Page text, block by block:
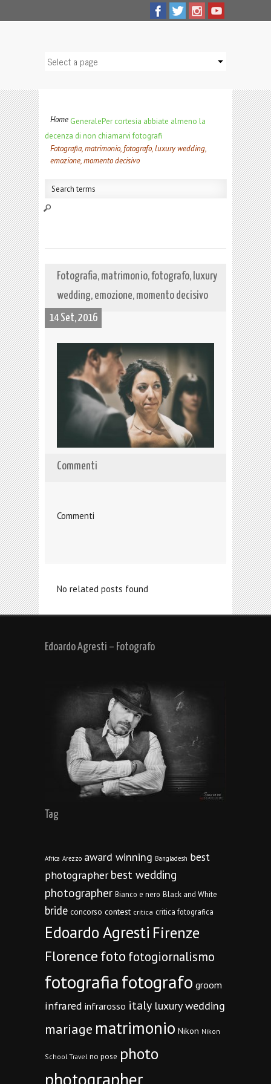
Home GeneralePer cortesia abbiate almeno la
decenza di non chiamarvi fotografi
Fotografia, matrimonio, fotografo, luxury wedding,
emozione, momento decisivo
Fotografia, matrimonio, fotografo, luxury
wedding, emozione, momento decisivo
14 Set, 2016
Commenti
Commenti
No related posts found
Edoardo Agresti – Fotografo
Tag
Africa Arezzo award winning Bangladesh best
photographer best wedding
photographer Bianco e nero Black and White
bride concorso contest critica critica fotografica
Edoardo Agresti Firenze
Florencefoto fotogiornalismo
fotografiafotografo groom
infrared infrarosso italy luxury wedding
mariage matrimonio Nikon Nikon
School Travel no pose photo